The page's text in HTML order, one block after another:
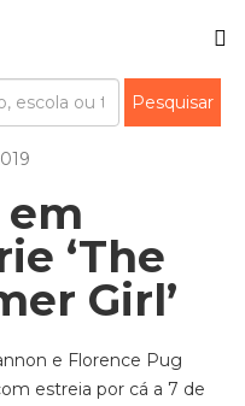
em
‘The
Girl’
e Florence Pug
estreia por cá a 7 de